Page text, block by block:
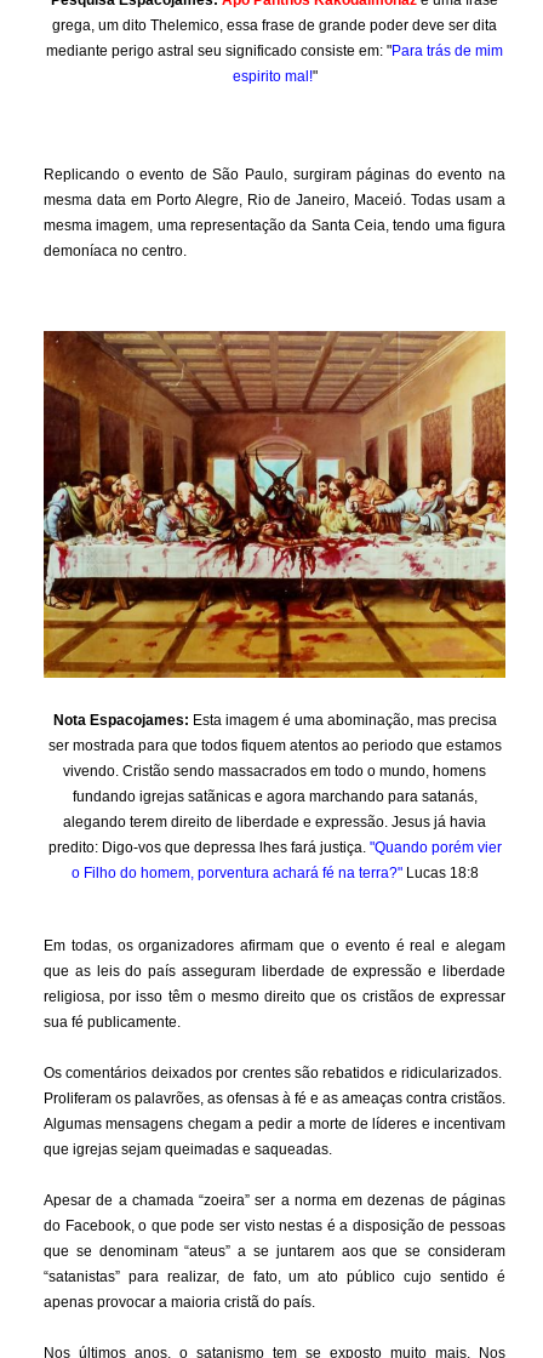
grega, um dito Thelemico, essa frase de grande poder deve ser dita
mediante perigo astral seu significado consiste em: "Para trás de mim
espirito mal!"
Replicando o evento de São Paulo, surgiram páginas do evento na
mesma data em Porto Alegre, Rio de Janeiro, Maceió. Todas usam a
mesma imagem, uma representação da Santa Ceia, tendo uma figura
demoníaca no centro.
Nota Espacojames: Esta imagem é uma abominação, mas precisa
ser mostrada para que todos fiquem atentos ao periodo que estamos
vivendo. Cristão sendo massacrados em todo o mundo, homens
fundando igrejas satãnicas e agora marchando para satanás,
alegando terem direito de liberdade e expressão. Jesus já havia
predito: Digo-vos que depressa lhes fará justiça. "Quando porém vier
o Filho do homem, porventura achará fé na terra?"Lucas 18:8
Em todas, os organizadores afirmam que o evento é real e alegam
que as leis do país asseguram liberdade de expressão e liberdade
religiosa, por isso têm o mesmo direito que os cristãos de expressar
sua fé publicamente.
Os comentários deixados por crentes são rebatidos e ridicularizados.
Proliferam os palavrões, as ofensas à fé e as ameaças contra cristãos.
Algumas mensagens chegam a pedir a morte de líderes e incentivam
que igrejas sejam queimadas e saqueadas.
Apesar de a chamada “zoeira” ser a norma em dezenas de páginas
do Facebook, o que pode ser visto nestas é a disposição de pessoas
que se denominam “ateus” a se juntarem aos que se consideram
“satanistas” para realizar, de fato, um ato público cujo sentido é
apenas provocar a maioria cristã do país.
Nos últimos anos, o satanismo tem se exposto muito mais. Nos